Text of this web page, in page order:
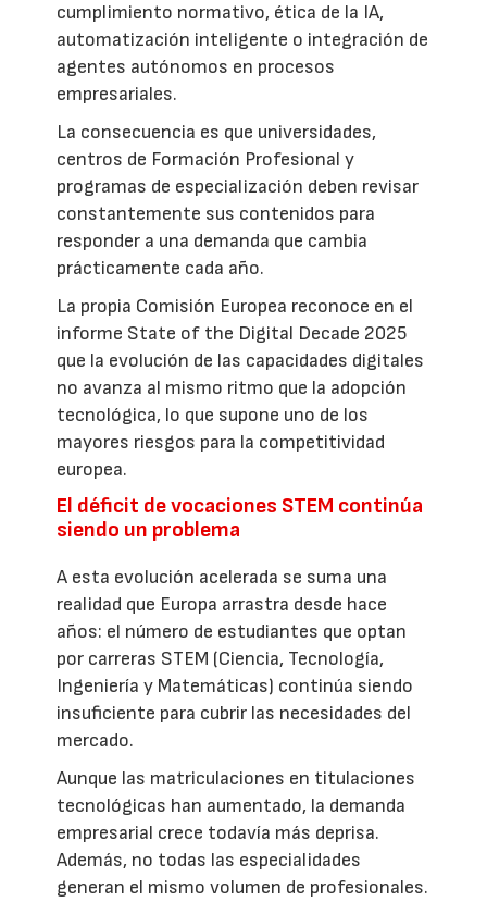
cumplimiento normativo, ética de la IA,
automatización inteligente o integración de
agentes autónomos en procesos
empresariales.
La consecuencia es que universidades,
centros de Formación Profesional y
programas de especialización deben revisar
constantemente sus contenidos para
responder a una demanda que cambia
prácticamente cada año.
La propia Comisión Europea reconoce en el
informe State of the Digital Decade 2025
que la evolución de las capacidades digitales
no avanza al mismo ritmo que la adopción
tecnológica, lo que supone uno de los
mayores riesgos para la competitividad
europea.
El déficit de vocaciones STEM continúa
siendo un problema
A esta evolución acelerada se suma una
realidad que Europa arrastra desde hace
años: el número de estudiantes que optan
por carreras STEM (Ciencia, Tecnología,
Ingeniería y Matemáticas) continúa siendo
insuficiente para cubrir las necesidades del
mercado.
Aunque las matriculaciones en titulaciones
tecnológicas han aumentado, la demanda
empresarial crece todavía más deprisa.
Además, no todas las especialidades
generan el mismo volumen de profesionales.